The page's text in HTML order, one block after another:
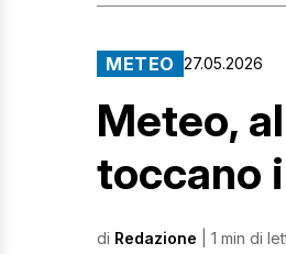
METEO 27.05.2026
Meteo,
toccano
di Redazione | 1 min di